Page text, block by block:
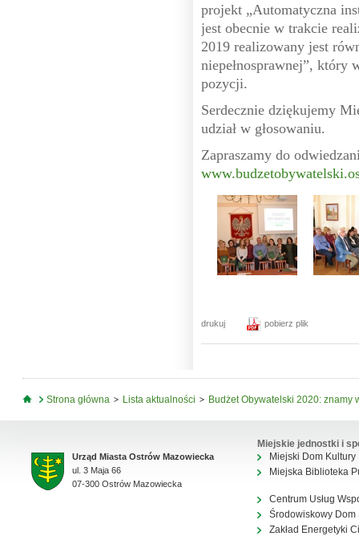
projekt „Automatyczna
jest obecnie w trakcie
2019 realizowany jest
niepełnosprawnej”, który
pozycji.
Serdecznie dziękujemy
udział w głosowaniu.
Zapraszamy do
drukuj pobierz plik
Jesteś tutaj
Strona główna Lista aktualności Budżet Obywatelski 2020: znamy
Urząd Miasta Ostrów Mazowiecka
ul. 3 Maja 66
07-300 Ostrów Mazowiecka
Miejskie jednostki i
Miejski Dom Kultury
Miejska Biblioteka
Centrum Usług
Środowiskowy Dom
Zakład Energetyki